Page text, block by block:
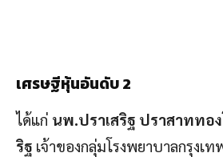
เศรษฐีหุ้นอันดับ 2
ได้แก่ นพ.ปราเสริฐ ปราสาททอ
ริฐ เจ้าของกลุ่มโรงพยาบาลกรุงเ